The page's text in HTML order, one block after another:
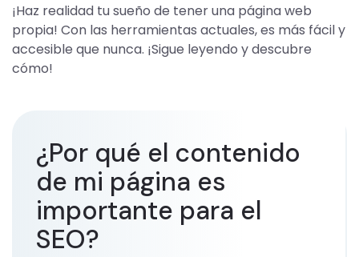
¡Haz realidad tu sueño de tener una página web
propia! Con las herramientas actuales, es más fácil y
accesible que nunca. ¡Sigue leyendo y descubre
cómo!
¿Por qué el contenido
de mi página es
importante para el
SEO?